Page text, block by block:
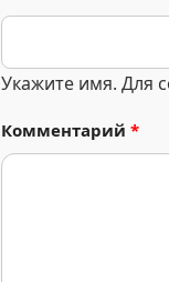
Укажите имя. Для
Комментарий *